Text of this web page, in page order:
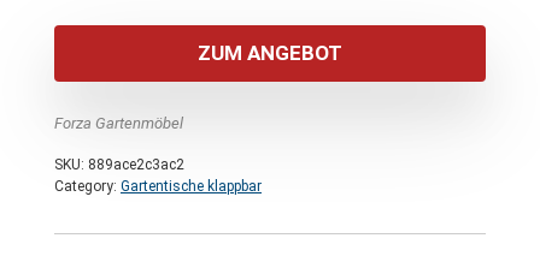
war:
50,00 €
ist:
45,00 €.
ZUM ANGEBOT
Forza Gartenmöbel
SKU: 889ace2c3ac2
Category: Gartentische klappbar